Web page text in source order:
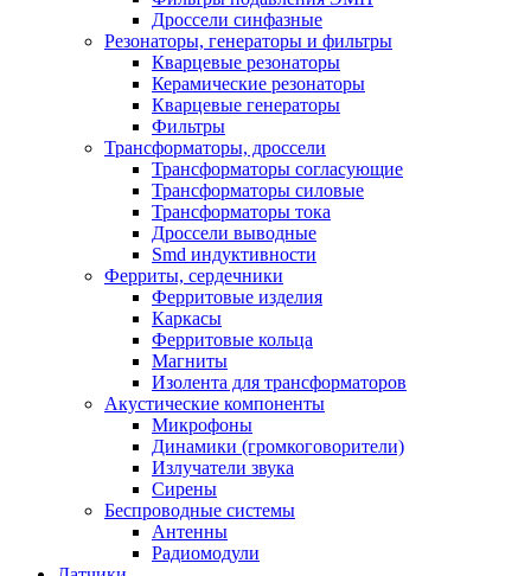
Дроссели синфазные
Резонаторы, генераторы и фильтры
Кварцевые резонаторы
Керамические резонаторы
Кварцевые генераторы
Фильтры
Трансформаторы, дроссели
Трансформаторы согласующие
Трансформаторы силовые
Трансформаторы тока
Дроссели выводные
Smd индуктивности
Ферриты, сердечники
Ферритовые изделия
Каркасы
Ферритовые кольца
Магниты
Изолента для трансформаторов
Акустические компоненты
Микрофоны
Динамики (громкоговорители)
Излучатели звука
Сирены
Беспроводные системы
Антенны
Радиомодули